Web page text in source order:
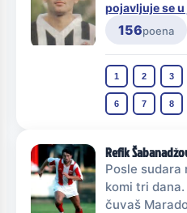
pojavljuje se
156poena
1 2 3
6 7 8
Refik
Posle sudara
komi tri
čuvaš